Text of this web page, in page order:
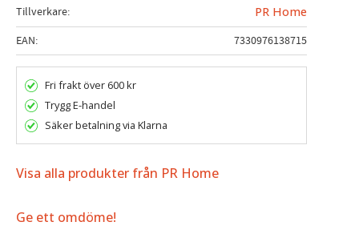
Tillverkare
PR Home
EAN
7330976138715
Fri frakt över 600 kr
Trygg E-handel
Säker betalning via Klarna
Visa alla produkter från PR Home
Ge ett omdöme!